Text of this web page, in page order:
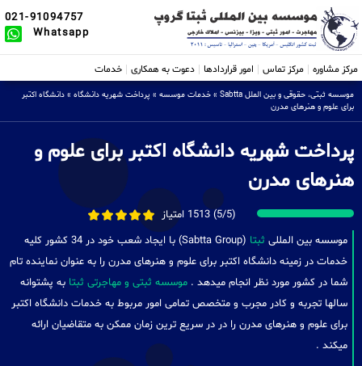
021-91094757
Whatsapp
مرکز مشاوره مرکز تماس امور قراردادها دعوت به همکاری خدمات
موسسه ثبتی، حقوقی و بین الملل Sabtta » خدمات موسسه » پرداخت شهریه دانشگاه » دانشگاه اکتبر
برای علوم و هنرهای مدرن
پرداخت شهریه دانشگاه اکتبر برای علوم و
هنرهای مدرن
(5/5) 1513 امتیاز
موسسه بین المللی ثبتا
(Sabtta Group) با ایجاد شعب خود در 34 کشور کلیه
خدمات در زمینه دانشگاه اکتبر برای علوم و هنرهای مدرن را به عنوان نماینده تام
شما در کشور مورد نظر انجام میدهد . موسسه ثبتی و مهاجرتی ثبتا به پشتوانه
سالها تجربه و کادر مجرب و متخصص تمامی امور مربوط به خدمات دانشگاه اکتبر
برای علوم و هنرهای مدرن را در در سریع ترین زمان ممکن به متقاضیان ارائه
میکند .